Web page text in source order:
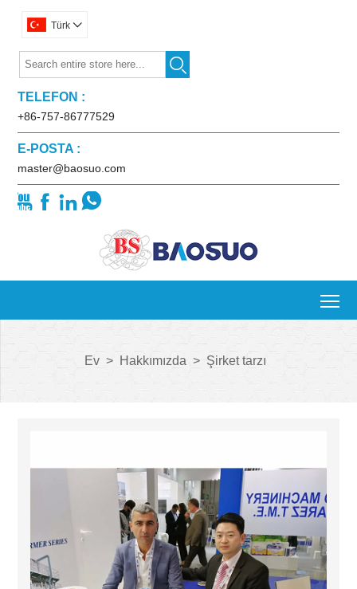
Türk 

TELEFON :
+86-757-86777529
E-POSTA :
master@baosuo.com
   
Ev > Hakkımızda > Şirket tarzı